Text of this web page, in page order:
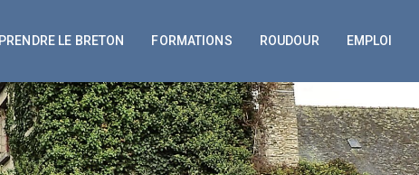
LE BRETON FORMATIONS ROUDOUR EMPLOI